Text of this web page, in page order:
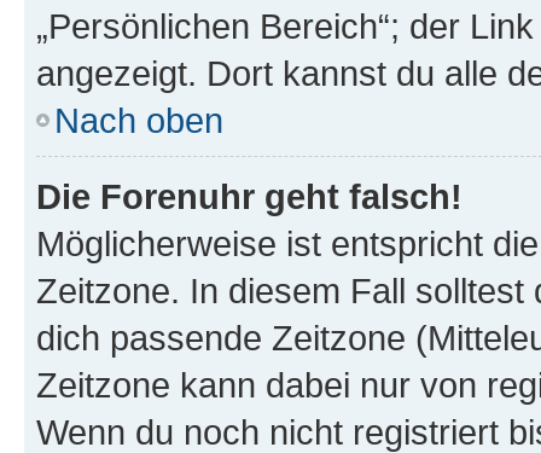
„Persönlichen Bereich“; der
angezeigt. Dort kannst du alle
Nach oben
Die Forenuhr geht falsch!
Möglicherweise ist entspricht
Zeitzone. In diesem Fall solltest
dich passende Zeitzone
Zeitzone kann dabei nur von
Wenn du noch nicht registriert